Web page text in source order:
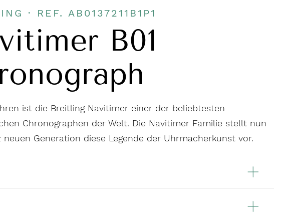
· REF. AB0137211B1P1
B01
ist die Breitling Navitimer einer der beliebtesten
Chronographen der Welt. Die Navitimer Familie stellt nun
neuen Generation diese Legende der Uhrmacherkunst vor.